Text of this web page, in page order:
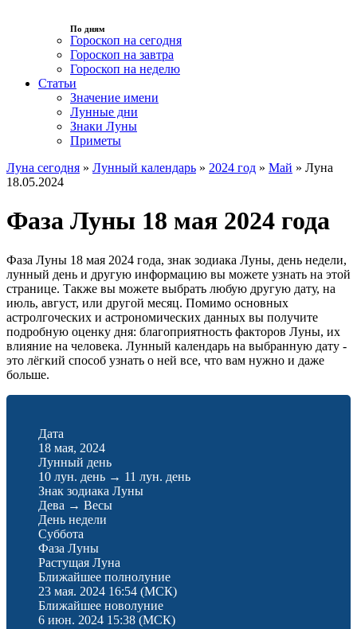
По дням
Гороскоп на сегодня
Гороскоп на завтра
Гороскоп на неделю
Статьи
Значение имени
Лунные дни
Знаки Луны
Приметы
Луна сегодня » Лунный календарь » 2024 год » Май » Луна
18.05.2024
Фаза Луны 18 мая 2024 года
Фаза Луны 18 мая 2024 года, знак зодиака Луны, день недели,
лунный день и другую информацию вы можете узнать на этой
странице. Также вы можете выбрать любую другую дату, на
июль, август, или другой месяц. Помимо основных
астролгоческих и астрономических данных вы получите
подробную оценку дня: благоприятность факторов Луны, их
влияние на человека. Лунный календарь на выбранную дату -
это лёгкий способ узнать о ней все, что вам нужно и даже
больше.
Дата
18 мая, 2024
Лунный день
10 лун. день → 11 лун. день
Знак зодиака Луны
Дева → Весы
День недели
Суббота
Фаза Луны
Растущая Луна
Ближайшее полнолуние
23 мая. 2024 16:54 (МСК)
Ближайшее новолуние
6 июн. 2024 15:38 (МСК)